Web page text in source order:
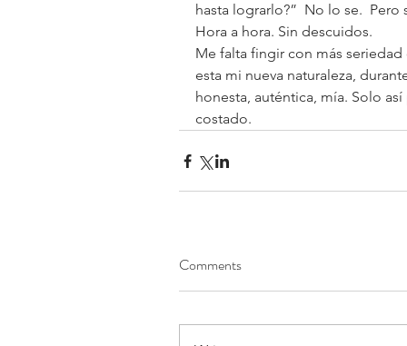
hasta lograrlo?”  No lo se.
Hora a hora. Sin descuidos.
Me falta fingir con más
esta mi nueva naturaleza,
honesta, auténtica, mía. Solo
costado.
Comments